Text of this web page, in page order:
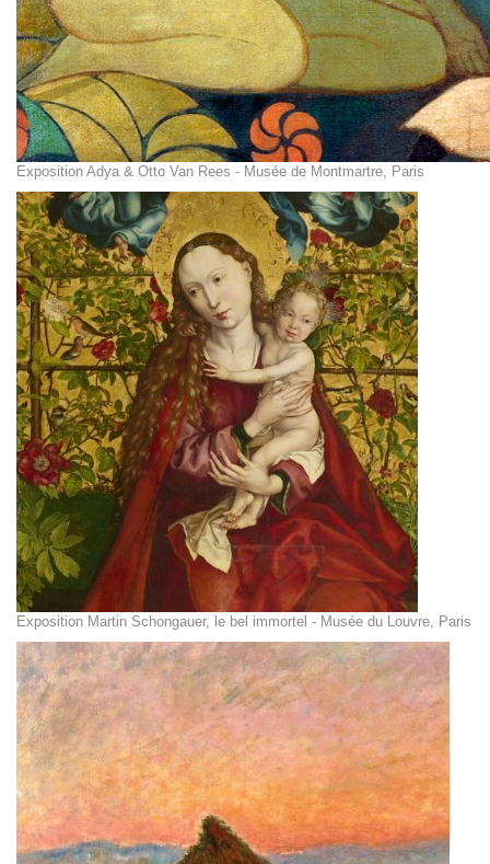
Exposition Adya & Otto Van Rees - Musée de Montmartre, Paris
Exposition Martin Schongauer, le bel immortel - Musée du Louvre, Paris